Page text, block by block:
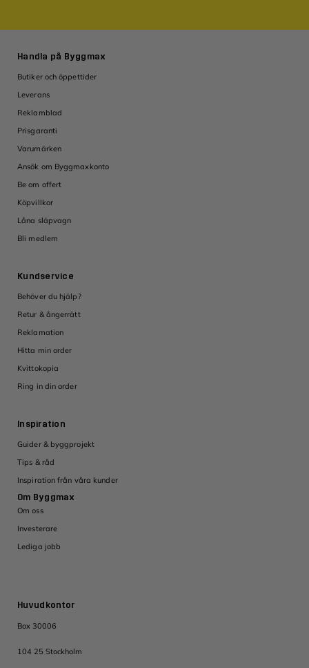
Huvudkontor
Box 30006
104 25 Stockholm
Handla på Byggmax
Butiker och öppettider
Leverans
Reklamblad
Prisgaranti
Varumärken
Ansök om Byggmaxkonto
Be om offert
Köpvillkor
Låna släpvagn
Bli medlem
Kundservice
Behöver du hjälp?
Retur & ångerrätt
Reklamation
Hitta min order
Kvittokopia
Ring in din order
Inspiration
Guider & byggprojekt
Tips & råd
Inspiration från våra kunder
Om Byggmax
Om oss
Investerare
Lediga jobb